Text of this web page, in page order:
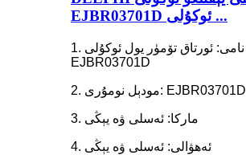
EJBR03701D ئوكۇلى ...
1. مەھسۇلات نامى: ئورتاق تۆمۈر يول ئوكۇلى
EJBR03701D
2. مودېل نومۇرى: EJBR03701D
3. ماركا: ئەسلى ۋە يېڭى
4. ئەھۋالى: ئەسلى ۋە يېڭى